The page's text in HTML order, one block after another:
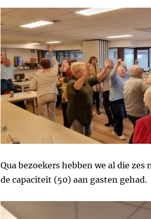
Qua bezoekers hebben we al die
de capaciteit (50) aan gasten gehad.